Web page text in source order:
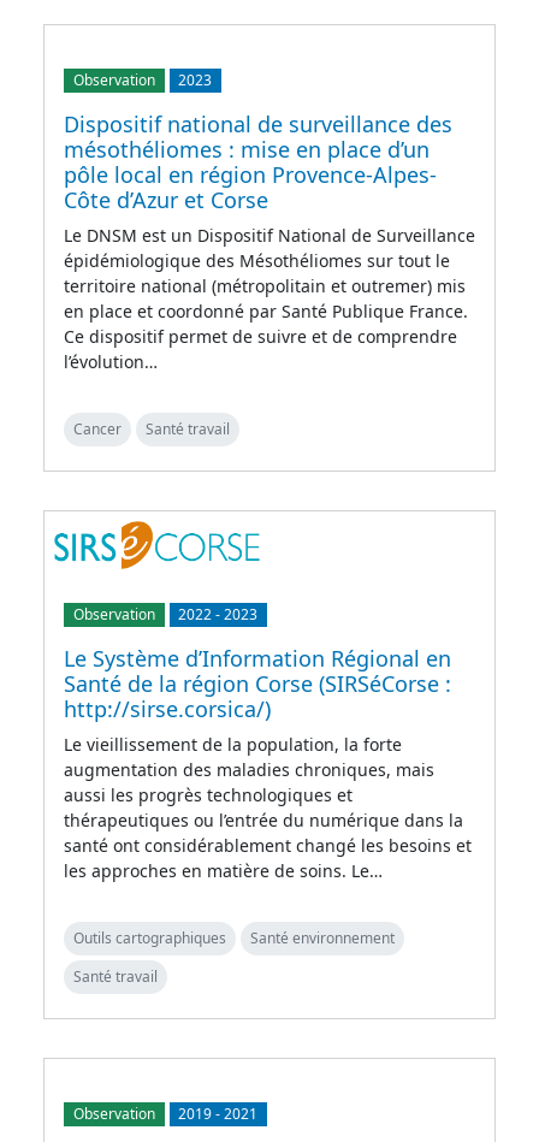
Observation 2023
Dispositif national de surveillance des
mésothéliomes : mise en place d’un
pôle local en région Provence-Alpes-
Côte d’Azur et Corse
Le DNSM est un Dispositif National de Surveillance
épidémiologique des Mésothéliomes sur tout le
territoire national (métropolitain et outremer) mis
en place et coordonné par Santé Publique France.
Ce dispositif permet de suivre et de comprendre
l’évolution…
Cancer Santé travail
Observation 2022-2023
Le Système d’Information Régional en
Santé de la région Corse (SIRSéCorse :
http://sirse.corsica/)
Le vieillissement de la population, la forte
augmentation des maladies chroniques, mais
aussi les progrès technologiques et
thérapeutiques ou l’entrée du numérique dans la
santé ont considérablement changé les besoins et
les approches en matière de soins. Le…
Outils cartographiques
Santé environnement
Santé travail
Observation 2019-2021